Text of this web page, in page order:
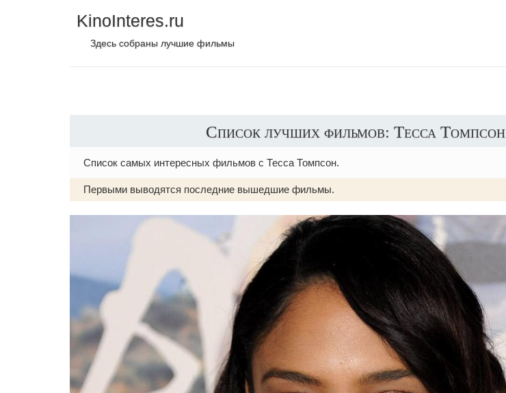
KinoInteres.ru
Здесь собраны лучшие фильмы
Список лучших фильмов: Тесса Томпсон
Список самых интересных фильмов с Тесса Томпсон.
Первыми выводятся последние вышедшие фильмы.